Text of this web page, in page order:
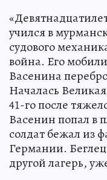
учился в
судового
война. Его
Васенина
Началась
41-го после
Васенин попал в
солдат бежал из
Германии.
другой лагерь,